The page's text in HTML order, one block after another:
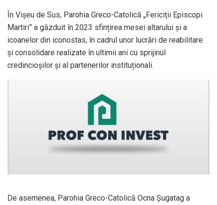
În Vișeu de Sus, Parohia Greco-Catolică „Fericiții Episcopi
Martiri” a găzduit în 2023 sfințirea mesei altarului și a
icoanelor din iconostas, în cadrul unor lucrări de reabilitare
și consolidare realizate în ultimii ani cu sprijinul
credincioșilor și al partenerilor instituționali.
De asemenea, Parohia Greco-Catolică Ocna Șugatag a